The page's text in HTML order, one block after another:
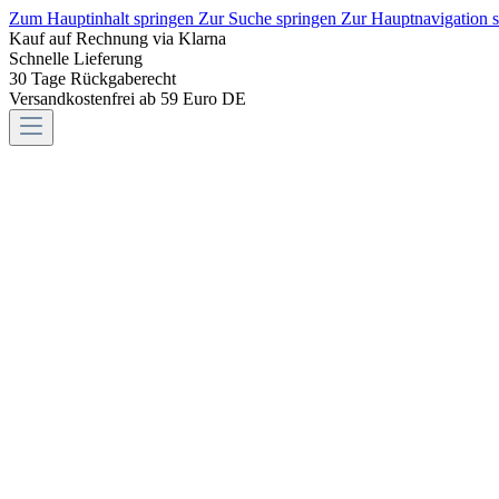
Zum Hauptinhalt springen Zur Suche springen Zur Hauptnavigation
Kauf auf Rechnung via Klarna
Schnelle Lieferung
30 Tage Rückgaberecht
Versandkostenfrei ab 59 Euro DE